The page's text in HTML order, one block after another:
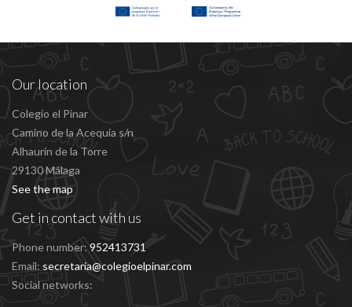
Our location
Colegio el Pinar
Camino de la Acequía s/n
Alhaurín de la Torre
29130 Málaga
See the map
Get in contact with us
Phone number: 952413731
Email: secretaria@colegioelpinar.com
Social networks: